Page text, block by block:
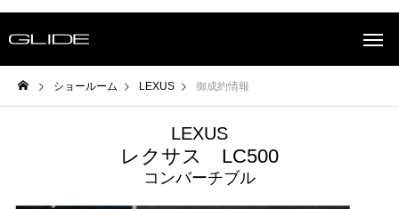
ショールーム LEXUS 御成約情報
LEXUS
レクサス LC500
コンバーチブル